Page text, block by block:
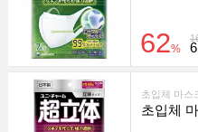
62%
초입체 마스
초입체